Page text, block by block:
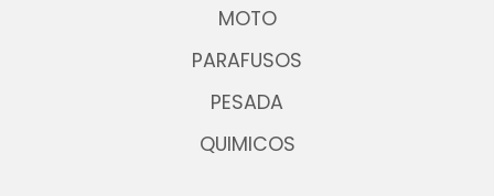
MOTO
PARAFUSOS
PESADA
QUIMICOS